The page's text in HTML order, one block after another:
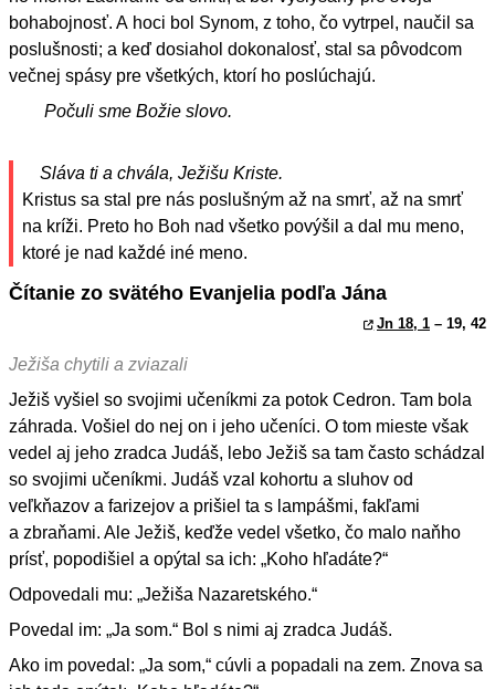
bohabojnosť. A hoci bol Synom, z toho, čo vytrpel, naučil sa
poslušnosti; a keď dosiahol dokonalosť, stal sa pôvodcom
večnej spásy pre všetkých, ktorí ho poslúchajú.
Počuli sme Božie slovo.
Sláva ti a chvála, Ježišu Kriste.
Kristus sa stal pre nás poslušným až na smrť, až na smrť
na kríži. Preto ho Boh nad všetko povýšil a dal mu meno,
ktoré je nad každé iné meno.
Čítanie zo svätého Evanjelia podľa Jána
Jn 18, 1 – 19, 42
Ježiša chytili a zviazali
Ježiš vyšiel so svojimi učeníkmi za potok Cedron. Tam bola
záhrada. Vošiel do nej on i jeho učeníci. O tom mieste však
vedel aj jeho zradca Judáš, lebo Ježiš sa tam často schádzal
so svojimi učeníkmi. Judáš vzal kohortu a sluhov od
veľkňazov a farizejov a prišiel ta s lampášmi, fakľami
a zbraňami. Ale Ježiš, keďže vedel všetko, čo malo naňho
prísť, popodišiel a opýtal sa ich: „Koho hľadáte?“
Odpovedali mu: „Ježiša Nazaretského.“
Povedal im: „Ja som.“ Bol s nimi aj zradca Judáš.
Ako im povedal: „Ja som,“ cúvli a popadali na zem. Znova sa